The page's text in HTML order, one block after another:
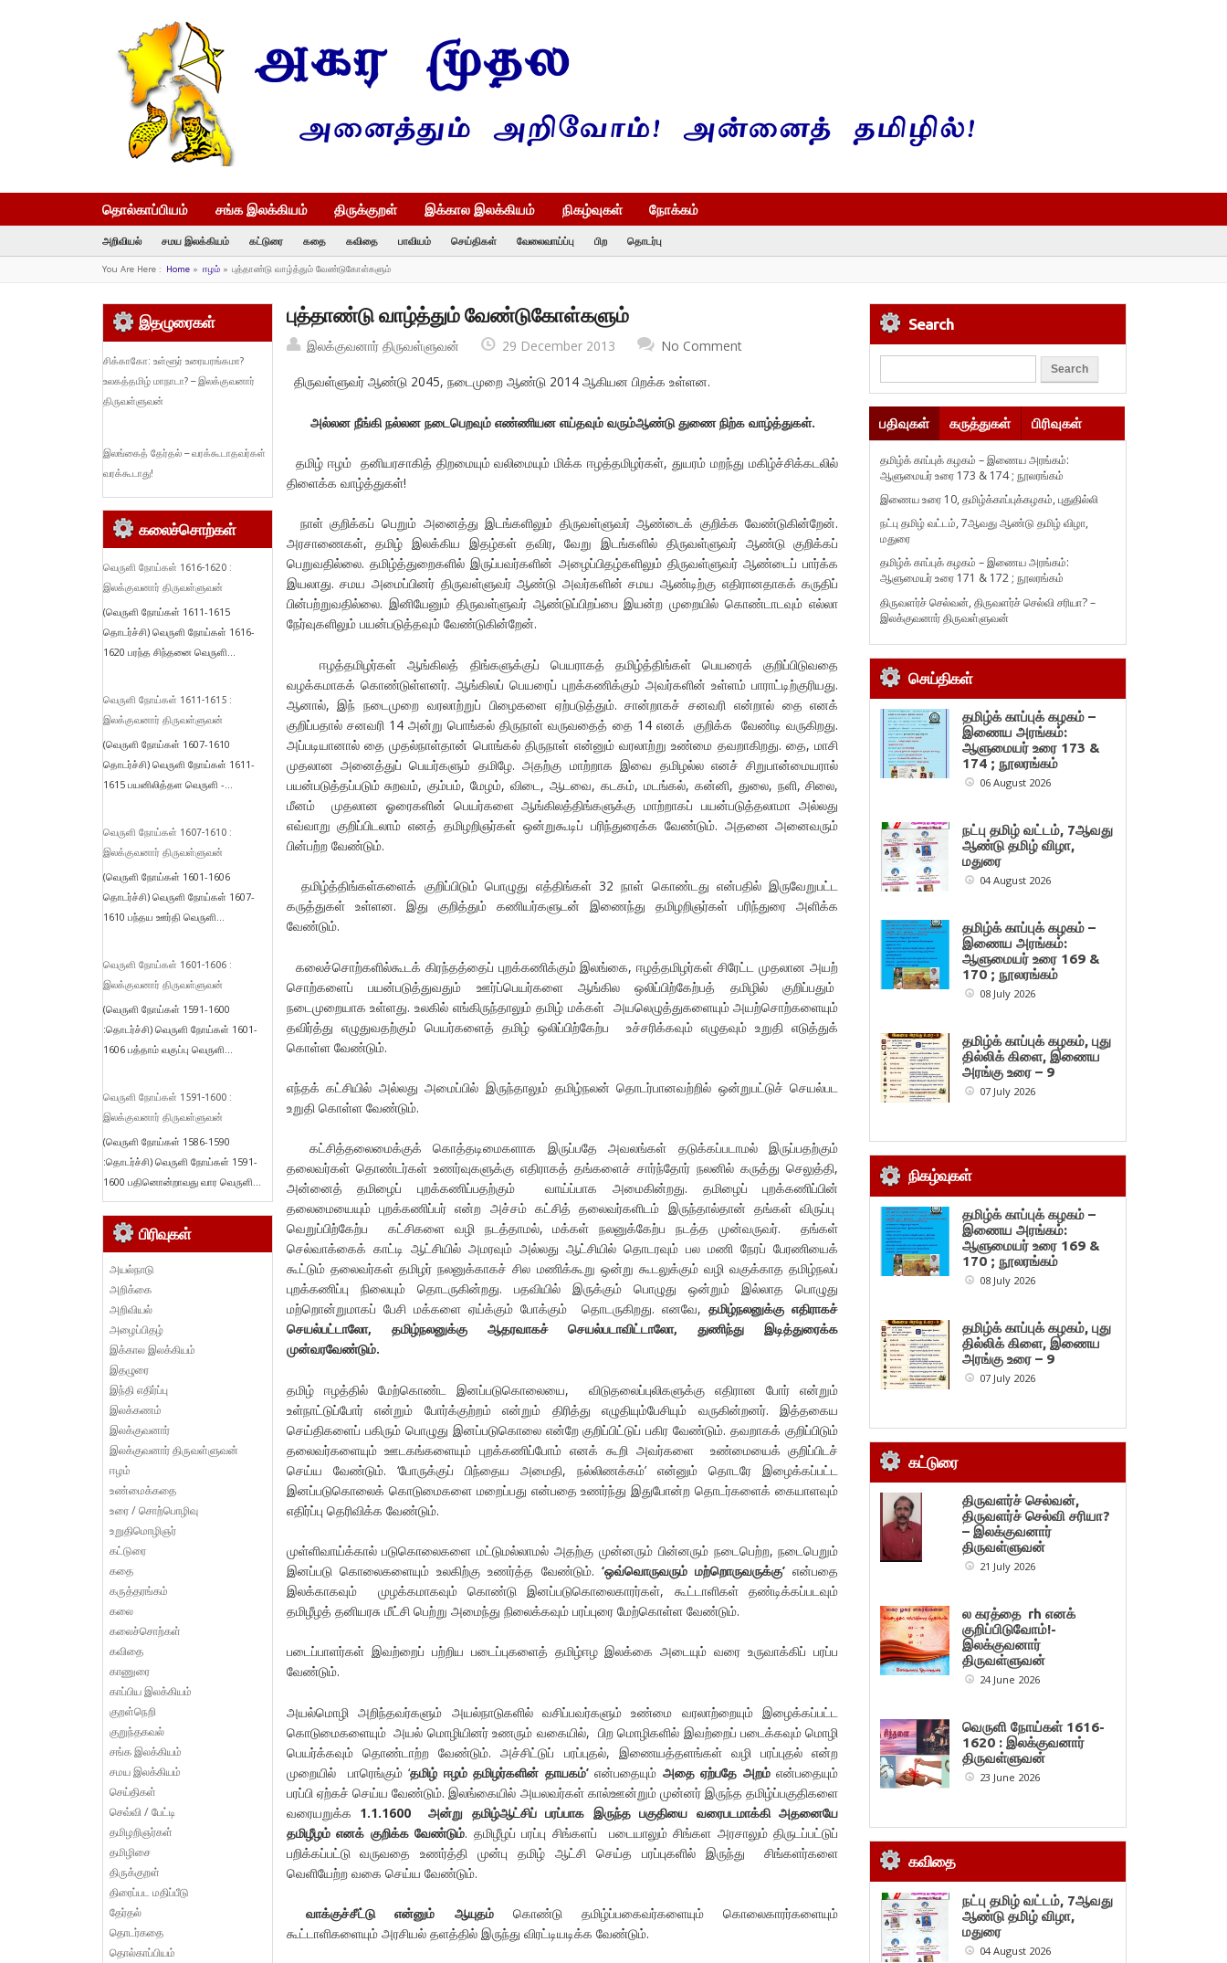
தொல்காப்பியம் சங்க இலக்கியம் திருக்குறள் இக்கால இலக்கியம் நிகழ்வுகள் நோக்கம்
அறிவியல் சமய இலக்கியம் கட்டுரை கதை கவிதை பாவியம் செய்திகள் வேலைவாய்ப்பு பிற தொடர்பு
You Are Here : Home» ஈழம்» புத்தாண்டு வாழ்த்தும் வேண்டுகோள்களும்
புத்தாண்டு வாழ்த்தும் வேண்டுகோள்களும்
இலக்குவனார் திருவள்ளுவன் 29 December 2013 No Comment
திருவள்ளுவர் ஆண்டு 2045, நடைமுறை ஆண்டு 2014 ஆகியன பிறக்க உள்ளன.
அல்லன நீங்கி நல்லன நடைபெறவும் எண்ணியன எய்தவும் வரும்ஆண்டு துணை நிற்க வாழ்த்துகள்.
தமிழ் ஈழம் தனியரசாகித் திறமையும் வலிமையும் மிக்க ஈழத்தமிழர்கள், துயரம் மறந்து மகிழ்ச்சிக்கடலில்
திளைக்க வாழ்த்துகள்!
நாள் குறிக்கப் பெறும் அனைத்து இடங்களிலும் திருவள்ளுவர் ஆண்டைக் குறிக்க வேண்டுகின்றேன்.
அரசாணைகள், தமிழ் இலக்கிய இதழ்கள் தவிர, வேறு இடங்களில் திருவள்ளுவர் ஆண்டு குறிக்கப்
பெறுவதில்லை. தமிழ்த்துறைகளில் இருப்பவர்களின் அழைப்பிதழ்களிலும் திருவள்ளுவர் ஆண்டைப் பார்க்க
இயலாது. சமய அமைப்பினர் திருவள்ளுவர் ஆண்டு அவர்களின் சமய ஆண்டிற்கு எதிரானதாகக் கருதிப்
பின்பற்றுவதில்லை. இனியேனும் திருவள்ளுவர் ஆண்டுப்பிறப்பை இயன்ற முறையில் கொண்டாடவும் எல்லா
நேர்வுகளிலும் பயன்படுத்தவும் வேண்டுகின்றேன்.
ஈழத்தமிழர்கள் ஆங்கிலத் திங்களுக்குப் பெயராகத் தமிழ்த்திங்கள் பெயரைக் குறிப்பிடுவதை
வழக்கமாகக் கொண்டுள்ளனர். ஆங்கிலப் பெயரைப் புறக்கணிக்கும் அவர்களின் உள்ளம் பாராட்டிற்குரியது.
ஆனால், இந் நடைமுறை வரலாற்றுப் பிழைகளை ஏற்படுத்தும். சான்றாகச் சனவரி என்றால் தை எனக்
குறிப்பதால் சனவரி 14 அன்று பொங்கல் திருநாள் வருவதைத் தை 14 எனக் குறிக்க வேண்டி வருகிறது.
அப்படியானால் தை முதல்நாள்தான் பொங்கல் திருநாள் என்னும் வரலாற்று உண்மை தவறாகிறது. தை, மாசி
முதலான அனைத்துப் பெயர்களும் தமிழே. அதற்கு மாற்றாக இவை தமிழல்ல எனச் சிறுபான்மையரால்
பயன்படுத்தப்படும் சுறவம், கும்பம், மேழம், விடை, ஆடவை, கடகம், மடங்கல், கன்னி, துலை, நளி, சிலை,
மீனம் முதலான ஓரைகளின் பெயர்களை ஆங்கிலத்திங்களுக்கு மாற்றாகப் பயன்படுத்தலாமா அல்லது
எவ்வாறு குறிப்பிடலாம் எனத் தமிழறிஞர்கள் ஒன்றுகூடிப் பரிந்துரைக்க வேண்டும். அதனை அனைவரும்
பின்பற்ற வேண்டும்.
தமிழ்த்திங்கள்களைக் குறிப்பிடும் பொழுது எத்திங்கள் 32 நாள் கொண்டது என்பதில் இருவேறுபட்ட
கருத்துகள் உள்ளன. இது குறித்தும் கணியர்களுடன் இணைந்து தமிழறிஞர்கள் பரிந்துரை அளிக்க
வேண்டும்.
கலைச்சொற்களில்கூடக் கிரந்தத்தைப் புறக்கணிக்கும் இலங்கை, ஈழத்தமிழர்கள் சிரேட்ட முதலான அயற்
சொற்களைப் பயன்படுத்துவதும் ஊர்ப்பெயர்களை ஆங்கில ஒலிப்பிற்கேற்பத் தமிழில் குறிப்பதும்
நடைமுறையாக உள்ளது. உலகில் எங்கிருந்தாலும் தமிழ் மக்கள் அயலெழுத்துகளையும் அயற்சொற்களையும்
தவிர்த்து எழுதுவதற்கும் பெயர்களைத் தமிழ் ஒலிப்பிற்கேற்ப உச்சரிக்கவும் எழுதவும் உறுதி எடுத்துக்
கொள்ள வேண்டும்.
எந்தக் கட்சியில் அல்லது அமைப்பில் இருந்தாலும் தமிழ்நலன் தொடர்பானவற்றில் ஒன்றுபட்டுச் செயல்பட
உறுதி கொள்ள வேண்டும்.
கட்சித்தலைமைக்குக் கொத்தடிமைகளாக இருப்பதே அவலங்கள் தடுக்கப்படாமல் இருப்பதற்கும்
தலைவர்கள் தொண்டர்கள் உணர்வுகளுக்கு எதிராகத் தங்களைச் சார்ந்தோர் நலனில் கருத்து செலுத்தி,
அன்னைத் தமிழைப் புறக்கணிப்பதற்கும் வாய்ப்பாக அமைகின்றது. தமிழைப் புறக்கணிப்பின்
தலைமையையும் புறக்கணிப்பர் என்ற அச்சம் கட்சித் தலைவர்களிடம் இருந்தால்தான் தங்கள் விருப்பு
வெறுப்பிற்கேற்ப கட்சிகளை வழி நடத்தாமல், மக்கள் நலனுக்கேற்ப நடத்த முன்வருவர். தங்கள்
செல்வாக்கைக் காட்டி ஆட்சியில் அமரவும் அல்லது ஆட்சியில் தொடரவும் பல மணி நேரப் பேரணியைக்
கூட்டும் தலைவர்கள் தமிழர் நலனுக்காகச் சில மணிக்கூறு ஒன்று கூடலுக்கும் வழி வகுக்காத தமிழ்நலப்
புறக்கணிப்பு நிலையும் தொடருகின்றது. பதவியில் இருக்கும் பொழுது ஒன்றும் இல்லாத பொழுது
மற்றொன்றுமாகப் பேசி மக்களை ஏய்க்கும் போக்கும் தொடருகிறது. எனவே,தமிழ்நலனுக்கு எதிராகச்
செயல்பட்டாலோ, தமிழ்நலனுக்கு ஆதரவாகச் செயல்படாவிட்டாலோ, துணிந்து இடித்துரைக்க
முன்வரவேண்டும்.
தமிழ் ஈழத்தில் மேற்கொண்ட இனப்படுகொலையை, விடுதலைப்புலிகளுக்கு எதிரான போர் என்றும்
உள்நாட்டுப்போர் என்றும் போர்க்குற்றம் என்றும் திரித்து எழுதியும்பேசியும் வருகின்றனர். இத்தகைய
செய்திகளைப் பகிரும் பொழுது இனப்படுகொலை என்றே குறிப்பிட்டுப் பகிர வேண்டும். தவறாகக் குறிப்பிடும்
தலைவர்களையும் ஊடகங்களையும் புறக்கணிப்போம் எனக் கூறி அவர்களை உண்மையைக் குறிப்பிடச்
செய்ய வேண்டும். ‘போருக்குப் பிந்தைய அமைதி, நல்லிணக்கம்’ என்னும் தொடரே இழைக்கப்பட்ட
இனப்படுகொலைக் கொடுமைகளை மறைப்பது என்பதை உணர்ந்து இதுபோன்ற தொடர்களைக் கையாளவும்
எதிர்ப்பு தெரிவிக்க வேண்டும்.
முள்ளிவாய்க்கால் படுகொலைகளை மட்டுமல்லாமல் அதற்கு முன்னரும் பின்னரும் நடைபெற்ற, நடைபெறும்
இனப்படு கொலைகளையும் உலகிற்கு உணர்த்த வேண்டும். ‘ஒவ்வொருவரும் மற்றொருவருக்கு’ என்பதை
இலக்காகவும் முழக்கமாகவும் கொண்டு இனப்படுகொலைகாரர்கள், கூட்டாளிகள் தண்டிக்கப்படவும்
தமிழீழத் தனியரசு மீட்சி பெற்று அமைந்து நிலைக்கவும் பரப்புரை மேற்கொள்ள வேண்டும்.
படைப்பாளர்கள் இவற்றைப் பற்றிய படைப்புகளைத் தமிழ்ஈழ இலக்கை அடையும் வரை உருவாக்கிப் பரப்ப
வேண்டும்.
அயல்மொழி அறிந்தவர்களும் அயல்நாடுகளில் வசிப்பவர்களும் உண்மை வரலாற்றையும் இழைக்கப்பட்ட
கொடுமைகளையும் அயல் மொழியினர் உணரும் வகையில், பிற மொழிகளில் இவற்றைப் படைக்கவும் மொழி
பெயர்க்கவும் தொண்டாற்ற வேண்டும். அச்சிட்டுப் பரப்புதல், இணையத்தளங்கள் வழி பரப்புதல் என்ற
முறையில் பாரெங்கும் ‘தமிழ் ஈழம் தமிழர்களின் தாயகம்’என்பதையும் அதை ஏற்பதே அறம்என்பதையும்
பரப்பி ஏற்கச் செய்ய வேண்டும். இலங்கையில் அயலவர்கள் கால்ஊன்றும் முன்னர் இருந்த தமிழ்ப்பகுதிகளை
வரையறுக்க 1.1.1600 அன்று தமிழ்ஆட்சிப் பரப்பாக இருந்த பகுதியை வரைபடமாக்கி அதனையே
தமிழீழம் எனக் குறிக்க வேண்டும். தமிழீழப் பரப்பு சிங்களப் படையாலும் சிங்கள அரசாலும் திருடப்பட்டுப்
பறிக்கப்பட்டு வருவதை உணர்த்தி முன்பு தமிழ் ஆட்சி செய்த பரப்புகளில் இருந்து சிங்களர்களை
வெளியேற்ற வகை செய்ய வேண்டும்.
வாக்குச்சீட்டு என்னும் ஆயுதம்கொண்டு தமிழ்ப்பகைவர்களையும் கொலைகாரர்களையும்
கூட்டாளிகளையும் அரசியல் தளத்தில் இருந்து விரட்டியடிக்க வேண்டும்.
இதழுரைகள்
சிக்காகோ: உள்ளூர் உரையரங்கமா?
உலகத்தமிழ் மாநாடா? – இலக்குவனார்
திருவள்ளுவன்
இலங்கைத் தேர்தல் – வரக்கூடாதவர்கள்
வரக்கூடாது!
கலைச்சொற்கள்
வெருளி நோய்கள் 1616-1620 :
இலக்குவனார் திருவள்ளுவன்
(வெருளி நோய்கள் 1611-1615
தொடர்ச்சி) வெருளி நோய்கள் 1616-
1620 பரந்த சிந்தனை வெருளி...
வெருளி நோய்கள் 1611-1615 :
இலக்குவனார் திருவள்ளுவன்
(வெருளி நோய்கள் 1607-1610
தொடர்ச்சி) வெருளி நோய்கள் 1611-
1615 பயனிலித்தள வெருளி -...
வெருளி நோய்கள் 1607-1610 :
இலக்குவனார் திருவள்ளுவன்
(வெருளி நோய்கள் 1601-1606
தொடர்ச்சி) வெருளி நோய்கள் 1607-
1610 பந்தய ஊர்தி வெருளி...
வெருளி நோய்கள் 1601-1606 :
இலக்குவனார் திருவள்ளுவன்
(வெருளி நோய்கள் 1591-1600
:தொடர்ச்சி) வெருளி நோய்கள் 1601-
1606 பத்தாம் வகுப்பு வெருளி...
வெருளி நோய்கள் 1591-1600 :
இலக்குவனார் திருவள்ளுவன்
(வெருளி நோய்கள் 1586-1590
:தொடர்ச்சி) வெருளி நோய்கள் 1591-
1600 பதினொன்றாவது வார வெருளி...
பிரிவுகள்
அயல்நாடு
அறிக்கை
அறிவியல்
அழைப்பிதழ்
இக்கால இலக்கியம்
இதழுரை
இந்தி எதிர்ப்பு
இலக்கணம்
இலக்குவனார்
இலக்குவனார் திருவள்ளுவன்
ஈழம்
உண்மைக்கதை
உரை / சொற்பொழிவு
உறுதிமொழிஞர்
கட்டுரை
கதை
கருத்தரங்கம்
கலை
கலைச்சொற்கள்
கவிதை
காணுரை
காப்பிய இலக்கியம்
குறள்நெறி
குறுந்தகவல்
சங்க இலக்கியம்
சமய இலக்கியம்
செய்திகள்
செவ்வி / பேட்டி
தமிழறிஞர்கள்
தமிழிசை
திருக்குறள்
திரைப்பட மதிப்பீடு
தேர்தல்
தொடர்கதை
தொல்காப்பியம்
Search
பதிவுகள் கருத்துகள் பிரிவுகள்
தமிழ்க் காப்புக் கழகம் – இணைய அரங்கம்:
ஆளுமையர் உரை 173 & 174 ; நூலரங்கம்
இணைய உரை 10, தமிழ்க்காப்புக்கழகம், புதுதில்லி
நட்பு தமிழ் வட்டம், 7ஆவது ஆண்டு தமிழ் விழா,
மதுரை
தமிழ்க் காப்புக் கழகம் – இணைய அரங்கம்:
ஆளுமையர் உரை 171 & 172 ; நூலரங்கம்
திருவளர்ச் செல்வன், திருவளர்ச் செல்வி சரியா? –
இலக்குவனார் திருவள்ளுவன்
செய்திகள்
தமிழ்க் காப்புக் கழகம் –
இணைய அரங்கம்:
ஆளுமையர் உரை 173 &
174 ; நூலரங்கம்
06 August 2026
நட்பு தமிழ் வட்டம், 7ஆவது
ஆண்டு தமிழ் விழா,
மதுரை
04 August 2026
தமிழ்க் காப்புக் கழகம் –
இணைய அரங்கம்:
ஆளுமையர் உரை 169 &
170 ; நூலரங்கம்
08 July 2026
தமிழ்க் காப்புக் கழகம், புது
தில்லிக் கிளை, இணைய
அரங்கு உரை – 9
07 July 2026
நிகழ்வுகள்
தமிழ்க் காப்புக் கழகம் –
இணைய அரங்கம்:
ஆளுமையர் உரை 169 &
170 ; நூலரங்கம்
08 July 2026
தமிழ்க் காப்புக் கழகம், புது
தில்லிக் கிளை, இணைய
அரங்கு உரை – 9
07 July 2026
கட்டுரை
திருவளர்ச் செல்வன்,
திருவளர்ச் செல்வி சரியா?
– இலக்குவனார்
திருவள்ளுவன்
21 July 2026
ல கரத்தை rh எனக்
குறிப்பிடுவோம்!-
இலக்குவனார்
திருவள்ளுவன்
24 June 2026
வெருளி நோய்கள் 1616-
1620 : இலக்குவனார்
திருவள்ளுவன்
23 June 2026
கவிதை
நட்பு தமிழ் வட்டம், 7ஆவது
ஆண்டு தமிழ் விழா,
மதுரை
04 August 2026